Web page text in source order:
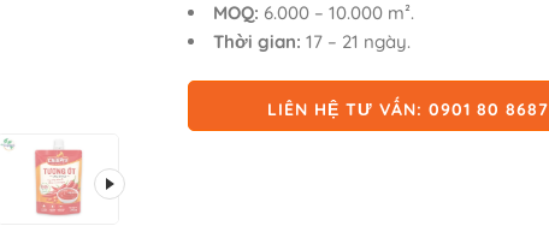
MOQ: 6.000 – 10.000 m².
Thời gian: 17 – 21 ngày.
LIÊN HỆ TƯ VẤN: 0901 80 8687